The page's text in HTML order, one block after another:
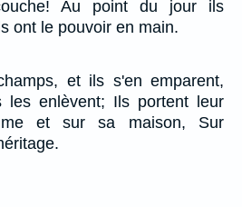
Au point du jour ils
ont le pouvoir en main.
et ils s'en emparent,
les enlèvent; Ils portent leur
et sur sa maison, Sur